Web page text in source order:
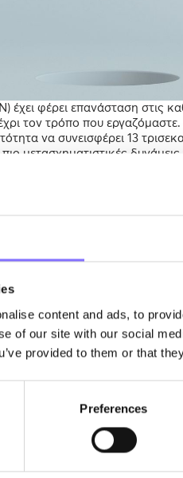
content and ads, to
of our site with our social
provided to them or that
Preferences
φέρει επανάσταση στις
τον τρόπο που
να συνεισφέρει 13
μετασχηματιστικές
φυσικής γλώσσας και η
να κάνουν προτάσεις, να
οι δεξιότητες που
δεξιότητες όπως η
πληροφορίες και να
η δημιουργικότητα, η
λοιπόν, να προετοιμάσουμε
αναντικατάστατοι
τις εργασίες
ή αλλιώς «soft skills»,
η επίλυση προβλημάτων και η
που απαιτούνται για
Μάθηση έχουν καταστεί
ρίζες της ΤΝ εισχωρούν
πληροφορική, η ανάγκη για
την πρόοδο. Ωστόσο, για την